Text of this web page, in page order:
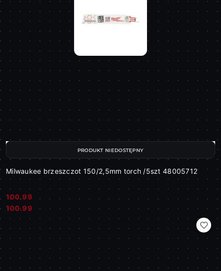
Milwaukee brzeszczot 150/2,5mm torch /5szt 48005712
Cena:
100.99
Cena:
100.99
PRODUKT NIEDOSTĘPNY